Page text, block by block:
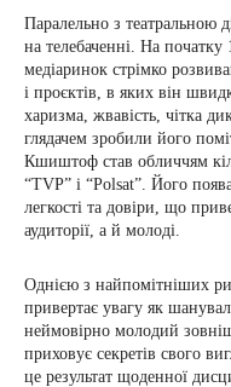
Паралельно з театральною
на телебаченні. На
медіаринок стрімко
і проєктів, в яких він
харизма, жвавість, чітка
глядачем зробили його
Кшиштоф став обличчям
“TVP” і “Polsat”. Його
легкості та довіри, що
аудиторії, а й молоді.
Однією з найпомітніших
привертає увагу як
неймовірно молодий
приховує секретів свого
це результат щоденної